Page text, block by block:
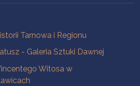
Tarnowa i Regionu
- Galeria Sztuki Dawnej
Witosa w